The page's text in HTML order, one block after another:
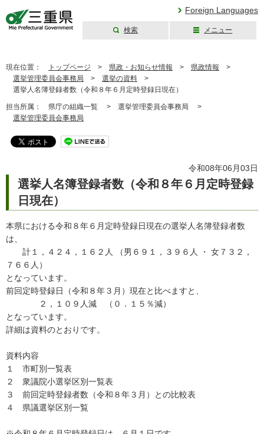
Foreign Languages
検索 メニュー
現在位置： トップページ > 県政・お知らせ情報 > 県政情報 >
選挙管理委員会事務局 > 選挙の資料 >
選挙人名簿登録者数（令和８年６月定時登録日現在）
担当所属： 県庁の組織一覧 > 選挙管理委員会事務局 >
選挙管理委員会事務局
令和08年06月03日
選挙人名簿登録者数（令和８年６月定時登録
日現在）
本県における令和８年６月定時登録日現在の選挙人名簿登録者数
は、
計１，４２４，１６２人 （男６９１，３９６人 ・ 女７３２，
７６６人）
となっています。
前回定時登録日（令和８年３月）現在と比べますと、
２，１０９人減 （０．１５％減）
となっています。
詳細は資料のとおりです。
資料内容
１ 市町別一覧表
２ 衆議院小選挙区別一覧表
３ 前回定時登録者数（令和８年３月）との比較表
４ 県議選挙区別一覧